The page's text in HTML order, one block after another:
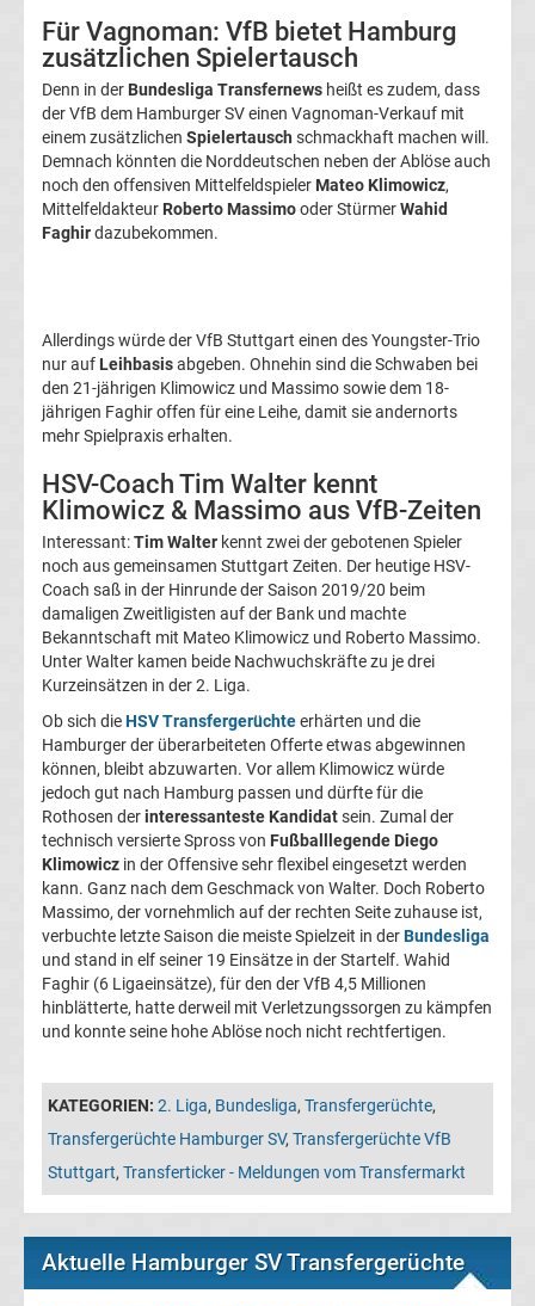
FC
Saarbrücken
Transfergerüchte
1.
Union
Berlin
Transfergerüchte
1.
FSV
Mainz
05
Transfergerüchte
Alemannia
Aachen
Transfergerüchte
Arminia
Bielefeld
Transfergerüchte
Leverkusen
Transfergerüchte
Für Vagnoman: VfB bietet Hamburg
zusätzlichen Spielertausch
Denn in der Bundesliga Transfernews heißt es zudem, dass
der VfB dem Hamburger SV einen Vagnoman-Verkauf mit
einem zusätzlichen Spielertausch schmackhaft machen will.
Demnach könnten die Norddeutschen neben der Ablöse auch
noch den offensiven Mittelfeldspieler Mateo Klimowicz,
Mittelfeldakteur Roberto Massimooder StürmerWahid
Faghirdazubekommen.
Allerdings würde der VfB Stuttgart einen des Youngster-Trio
nur auf Leihbasisabgeben. Ohnehin sind die Schwaben bei
den 21-jährigen Klimowicz und Massimo sowie dem 18-
jährigen Faghir offen für eine Leihe, damit sie andernorts
mehr Spielpraxis erhalten.
HSV-Coach Tim Walter kennt
Klimowicz & Massimo aus VfB-Zeiten
Interessant:Tim Walter kennt zwei der gebotenen Spieler
noch aus gemeinsamen Stuttgart Zeiten. Der heutige HSV-
Coach saß in der Hinrunde der Saison 2019/20 beim
damaligen Zweitligisten auf der Bank und machte
Bekanntschaft mit Mateo Klimowicz und Roberto Massimo.
Unter Walter kamen beide Nachwuchskräfte zu je drei
Kurzeinsätzen in der 2. Liga.
Ob sich dieHSV Transfergerüchteerhärten und die
Hamburger der überarbeiteten Offerte etwas abgewinnen
können, bleibt abzuwarten. Vor allem Klimowicz würde
jedoch gut nach Hamburg passen und dürfte für die
Rothosen derinteressanteste Kandidatsein. Zumal der
technisch versierte Spross von Fußballlegende Diego
Klimowicz in der Offensive sehr flexibel eingesetzt werden
kann. Ganz nach dem Geschmack von Walter. Doch Roberto
Massimo, der vornehmlich auf der rechten Seite zuhause ist,
verbuchte letzte Saison die meiste Spielzeit in derBundesliga
und stand in elf seiner 19 Einsätze in der Startelf. Wahid
Faghir (6 Ligaeinsätze), für den der VfB 4,5 Millionen
hinblätterte, hatte derweil mit Verletzungssorgen zu kämpfen
und konnte seine hohe Ablöse noch nicht rechtfertigen.
KATEGORIEN: 2. Liga, Bundesliga, Transfergerüchte,
Transfergerüchte Hamburger SV, Transfergerüchte VfB
Stuttgart, Transferticker - Meldungen vom Transfermarkt
Aktuelle Hamburger SV Transfergerüchte